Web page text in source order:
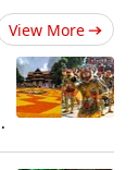
View More